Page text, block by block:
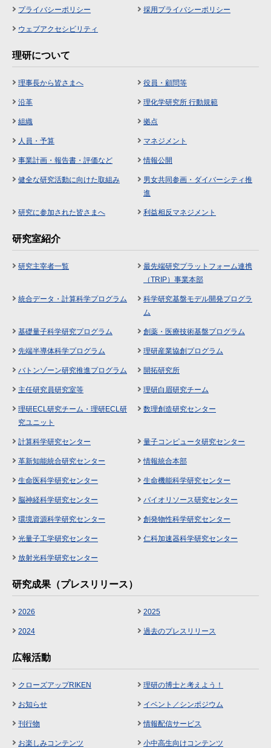
プライバシーポリシー 採用プライバシーポリシー
ウェブアクセシビリティ
理研について
理事長から皆さまへ 役員・顧問等
沿革 理化学研究所 行動規範
組織 拠点
人員・予算 マネジメント
事業計画・報告書・評価など 情報公開
健全な研究活動に向けた取組み
男女共同参画・ダイバーシティ推
進
研究に参加された皆さまへ 利益相反マネジメント
研究室紹介
研究主宰者一覧
最先端研究プラットフォーム連携
（TRIP）事業本部
統合データ・計算科学プログラム
科学研究基盤モデル開発プログラ
ム
基礎量子科学研究プログラム 創薬・医療技術基盤プログラム
先端半導体科学プログラム 理研産業協創プログラム
バトンゾーン研究推進プログラム 開拓研究所
主任研究員研究室等 理研白眉研究チーム
理研ECL研究チーム・理研ECL研
究ユニット
数理創造研究センター
計算科学研究センター 量子コンピュータ研究センター
革新知能統合研究センター 情報統合本部
生命医科学研究センター 生命機能科学研究センター
脳神経科学研究センター バイオリソース研究センター
環境資源科学研究センター 創発物性科学研究センター
光量子工学研究センター 仁科加速器科学研究センター
放射光科学研究センター
研究成果（プレスリリース）
2026 2025
2024 過去のプレスリリース
広報活動
クローズアップRIKEN 理研の博士と考えよう！
お知らせ イベント／シンポジウム
刊行物 情報配信サービス
お楽しみコンテンツ 小中高生向けコンテンツ